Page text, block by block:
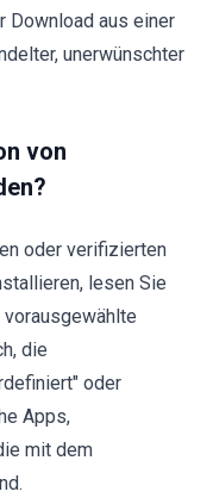
Download aus einer
unerwünschter
von
oder verifizierten
lesen Sie
die
oder
Apps,
mit dem